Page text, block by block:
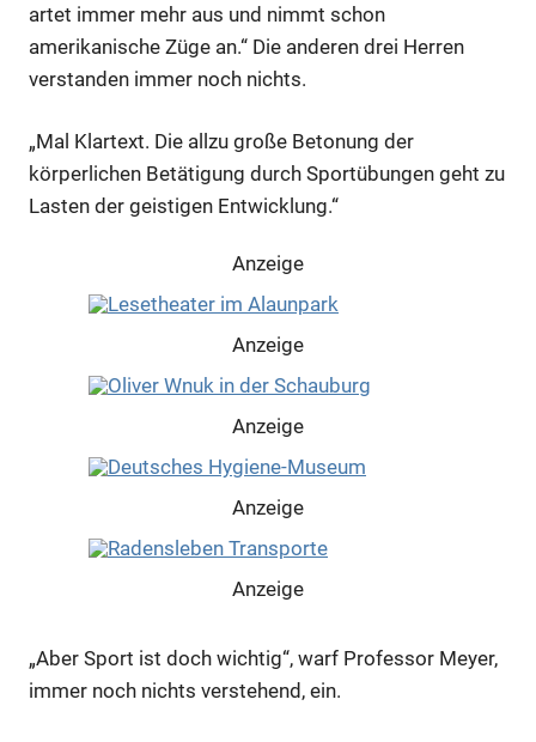
artet immer mehr aus und nimmt schon
amerikanische Züge an.“ Die anderen drei Herren
verstanden immer noch nichts.
„Mal Klartext. Die allzu große Betonung der
körperlichen Betätigung durch Sportübungen geht zu
Lasten der geistigen Entwicklung.“
Anzeige
Anzeige
Anzeige
Anzeige
Anzeige
Anzeige
„Aber Sport ist doch wichtig“, warf Professor Meyer,
immer noch nichts verstehend, ein.